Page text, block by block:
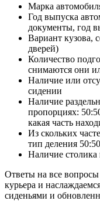
Марка
Год выпуска
документы, год
Вариант кузова,
дверей)
Количество
снимаются они
Наличие или
сидении
Наличие
пропорциях:
какая часть
Из скольких
тип деления
Наличие
Ответы на все
курьера и
сиденьями и